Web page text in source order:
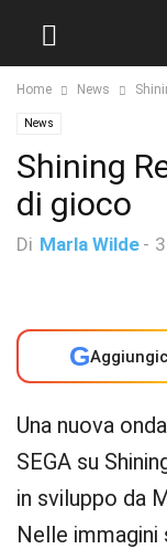
Home News
News
Shining
di gioco
Di Marla Wilde -
G
Una nuova
SEGA su
in sviluppo da
Nelle